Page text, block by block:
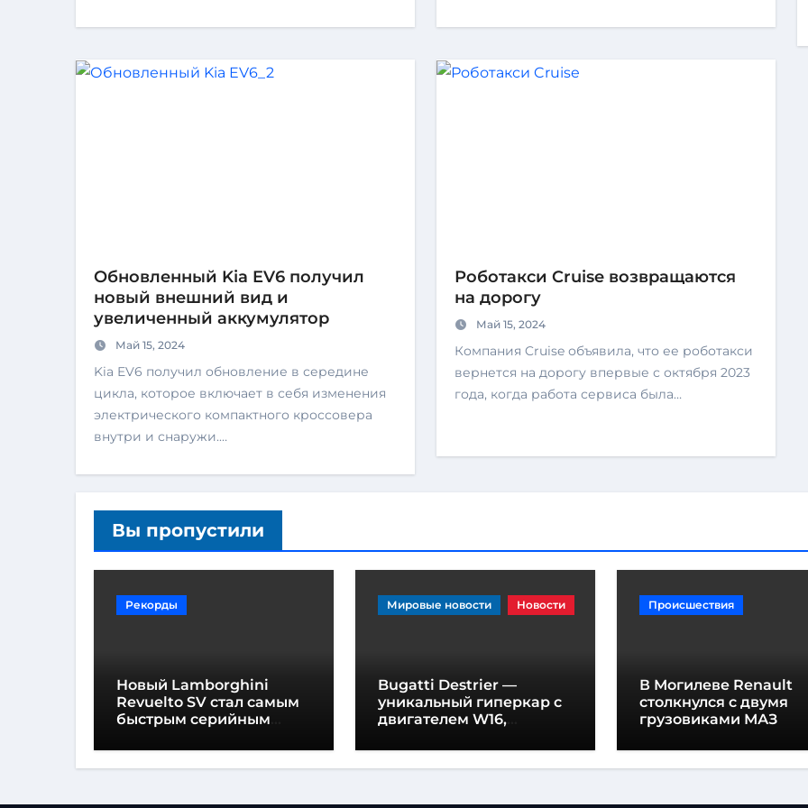
Обновленный Kia EV6 получил
новый внешний вид и
увеличенный аккумулятор
Май 15, 2024
Kia EV6 получил обновление в середине
цикла, которое включает в себя изменения
электрического компактного кроссовера
внутри и снаружи.…
Роботакси Cruise возвращаются
на дорогу
Май 15, 2024
Компания Cruise объявила, что ее роботакси
вернется на дорогу впервые с октября 2023
года, когда работа сервиса была…
Вы пропустили
Рекорды
Новый Lamborghini
Revuelto SV стал самым
быстрым серийным
Хоккенхайме
Мировые новости Новости
Bugatti Destrier —
уникальный гиперкар с
двигателем W16,
лошадиных сил и
высотой всего один метр
Происшествия
В Могилеве Renault
столкнулся с двумя
грузовиками МАЗ